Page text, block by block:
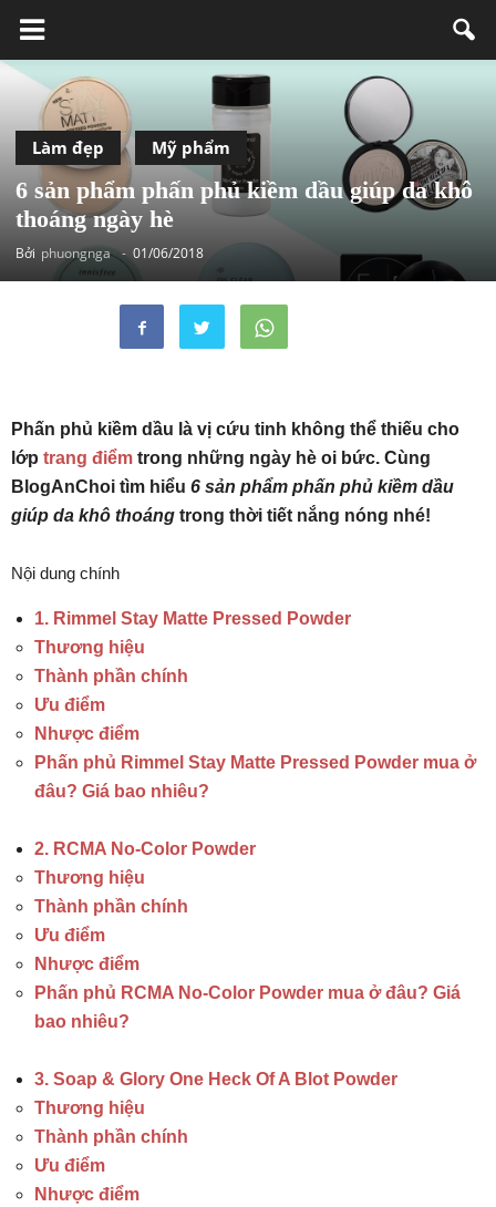
Làm đẹp Mỹ phẩm
6 sản phẩm phấn phủ kiềm dầu giúp da khô
thoáng ngày hè
Bởi phuongnga - 01/06/2018
Phấn phủ kiềm dầu là vị cứu tinh không thể thiếu cho
lớp trang điểm trong những ngày hè oi bức. Cùng
BlogAnChoi tìm hiểu 6 sản phẩm phấn phủ kiềm dầu
giúp da khô thoáng trong thời tiết nắng nóng nhé!
Nội dung chính
1. Rimmel Stay Matte Pressed Powder
Thương hiệu
Thành phần chính
Ưu điểm
Nhược điểm
Phấn phủ Rimmel Stay Matte Pressed Powder mua ở
đâu? Giá bao nhiêu?
2. RCMA No-Color Powder
Thương hiệu
Thành phần chính
Ưu điểm
Nhược điểm
Phấn phủ RCMA No-Color Powder mua ở đâu? Giá
bao nhiêu?
3. Soap & Glory One Heck Of A Blot Powder
Thương hiệu
Thành phần chính
Ưu điểm
Nhược điểm